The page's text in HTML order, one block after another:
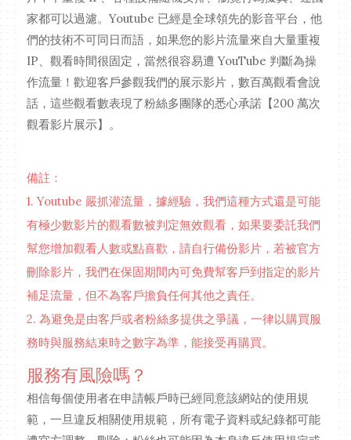
家都可以過濾。Youtube 已經是全球領先的影音平台，他
們的技術不可同日而語，如果您的影片流量來自大量重複
IP、觀看時間很固定，當然很容易遭 YouTube 判斷為操
作流量！歡迎客戶參觀我們的展示影片，數百萬觀看會說
話，這些觀看數表現了粉絲多團隊的悉心承諾【200 萬次
觀看影片展示】。
備註：
1. Youtube 嚴抓灌流量，據經驗，我們這種方式還是可能
有極少數影片的觀看數被判定無效觀看，如果要委託我們
幫您增加觀看人數或點喜歡，請自行備份影片，若被官方
刪除影片，我們在保固期間內可免費幫客戶到指定的影片
補足流量，但不為客戶擔負任何其他之責任。
2. 為避免是由客戶或者粉絲多提供之爭議，一律以購買服
務時與服務結束時之數字為準，能接受再購買。
服務有風險嗎？
相信每個使用者在申請帳戶時已經同意該網站的使用規
範，一旦違反相關使用規範，所有電子資料或紀錄都可能